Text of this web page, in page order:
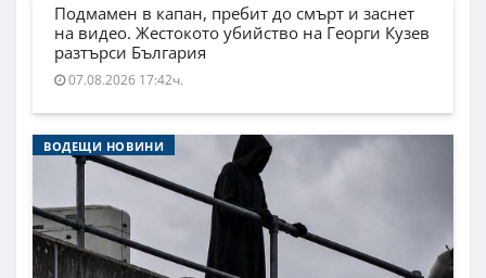
Подмамен в капан, пребит до смърт и заснет
на видео. Жестокото убийство на Георги Кузев
разтърси България
07.08.2026 17:42ч.
ВОДЕЩИ НОВИНИ